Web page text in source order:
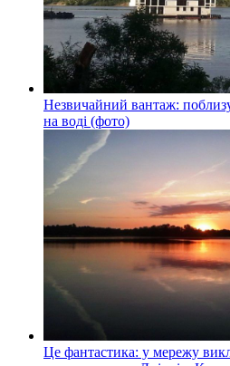
Незвичайний вантаж:
на воді (фото)
Це фантастика: у мережу